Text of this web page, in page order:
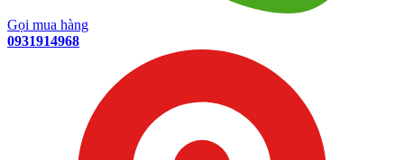
Gọi mua hàng
0931914968